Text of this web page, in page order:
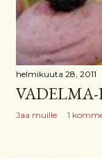
helmikuuta 28, 2011
Jaa muille 1